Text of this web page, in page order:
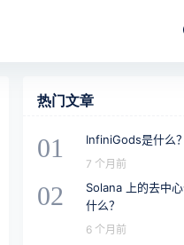
热门文章
01 InfiniGods是什么？
7 个月前
02
Solana 上的去中
什么？
6 个月前